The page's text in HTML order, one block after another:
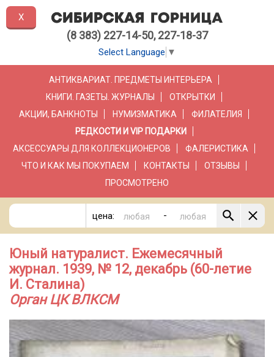
(8 383) 227-14-50, 227-18-37
Select Language ▼
АНТИКВАРИАТ. ПРЕДМЕТЫ ИНТЕРЬЕРА
КНИГИ. ГАЗЕТЫ. ЖУРНАЛЫ
ОТКРЫТКИ
АКЦИИ, БАНКНОТЫ
НУМИЗМАТИКА
ФИЛАТЕЛИЯ
РЕДКОСТИ И VIP ПОДАРКИ
АКСЕССУАРЫ ДЛЯ КОЛЛЕКЦИОНЕРОВ
ФАЛЕРИСТИКА
ЧТО И КАК МЫ ПОКУПАЕМ
КОНТАКТЫ
ОТЗЫВЫ
ПРОСМОТРЕНО
цена: -
Юный натуралист. Ежемесячный
журнал. 1939, № 12, декабрь (60-летие
И. Сталина)
Орган ЦК ВЛКСМ
X